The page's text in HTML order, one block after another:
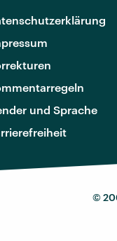
und Sprache
©